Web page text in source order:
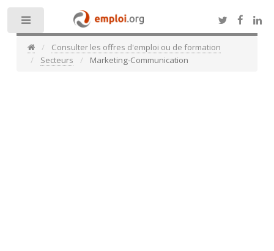
Consulter les offres d'emploi ou de formation
Secteurs
Marketing-Communication
Toggle